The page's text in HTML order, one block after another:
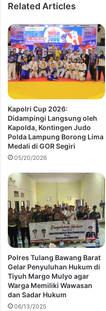
Related Articles
Kapolri Cup 2026:
Didampingi Langsung oleh
Kapolda, Kontingen Judo
Polda Lampung Borong Lima
Medali di GOR Segiri
05/20/2026
Polres Tulang Bawang Barat
Gelar Penyuluhan Hukum di
Tiyuh Margo Mulyo agar
Warga Memiliki Wawasan
dan Sadar Hukum
06/13/2025